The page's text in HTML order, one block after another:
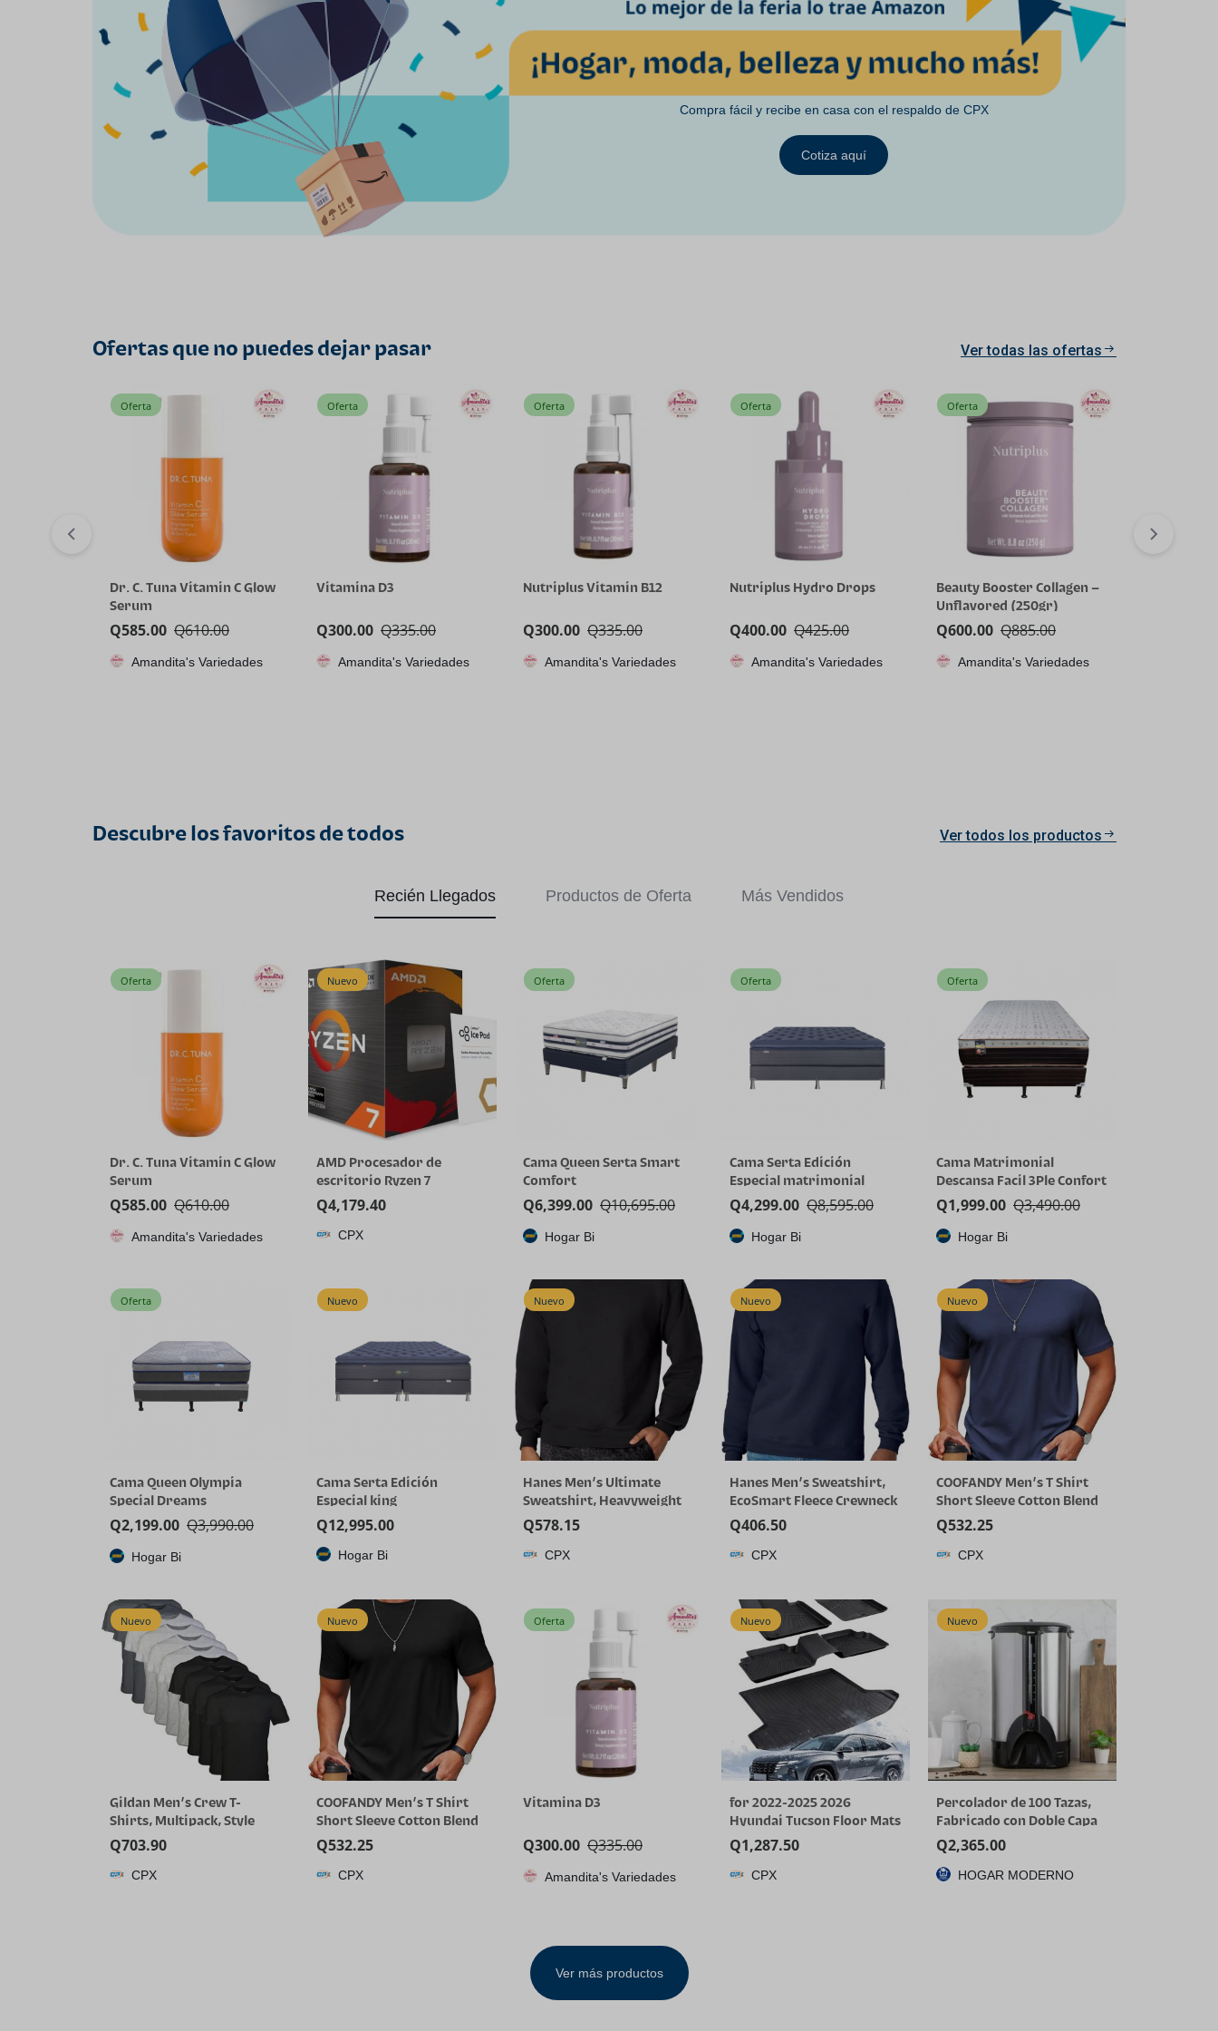
Compra fácil y recibe en casa con el respaldo de CPX
Cotiza aquí
Ofertas que no puedes dejar pasar Ver todas las ofertas
Oferta
Dr. C. Tuna Vitamin C Glow
Serum
Q610.00
Q585.00
Amandita's Variedades
Oferta
Vitamina D3
Q335.00
Q300.00
Amandita's Variedades
Oferta
Nutriplus Vitamin B12
Q335.00
Q300.00
Amandita's Variedades
Oferta
Nutriplus Hydro Drops
Q425.00
Q400.00
Amandita's Variedades
Oferta
Beauty Booster Collagen –
Unflavored (250gr)
Q885.00
Q600.00
Amandita's Variedades
Descubre los favoritos de todos Ver todos los productos
Recién Llegados Productos de Oferta Más Vendidos
Oferta
Dr. C. Tuna Vitamin C Glow
Serum
Q610.00
Q585.00
Amandita's Variedades
Nuevo
AMD Procesador de
escritorio Ryzen 7
5800X3D de 8 núcleos y 16
hilos con tecnología AMD
3D V-Cache
Q4,179.40
CPX
Oferta
Cama Queen Serta Smart
Comfort
Q10,695.00
Q6,399.00
Hogar Bi
Oferta
Cama Serta Edición
Especial matrimonial
Q8,595.00
Q4,299.00
Hogar Bi
Oferta
Cama Matrimonial
Descansa Facil 3Ple Confort
Q3,490.00
Q1,999.00
Hogar Bi
Oferta
Cama Queen Olympia
Special Dreams
Q3,990.00
Q2,199.00
Hogar Bi
Nuevo
Cama Serta Edición
Especial king
Q12,995.00
Hogar Bi
Nuevo
Hanes Men’s Ultimate
Sweatshirt, Heavyweight
Fleece Sweatshirt,
Crewneck Pullover for Men
Q578.15
CPX
Nuevo
Hanes Men’s Sweatshirt,
EcoSmart Fleece Crewneck
Sweatshirt, Big & Tall
Available, 1 or 2-Pack
Q406.50
CPX
Nuevo
COOFANDY Men’s T Shirt
Short Sleeve Cotton Blend
T-Shirts Crew Neck Casual
Summer Basic Tee Shirts
Q532.25
CPX
Nuevo
Gildan Men’s Crew T-
Shirts, Multipack, Style
G1100
Q703.90
CPX
Nuevo
COOFANDY Men’s T Shirt
Short Sleeve Cotton Blend
T-Shirts Crew Neck Casual
Summer Basic Tee Shirts
Q532.25
CPX
Oferta
Vitamina D3
Q335.00
Q300.00
Amandita's Variedades
Nuevo
for 2022-2025 2026
Hyundai Tucson Floor Mats
(Gas Models Only) | All-
Weather TPE Car Mats &
Cargo Liner, Custom Fit for
Q1,287.50
CPX
Nuevo
Percolador de 100 Tazas,
Fabricado con Doble Capa
de Acero Inoxidable
Q2,365.00
HOGAR MODERNO
Ver más productos